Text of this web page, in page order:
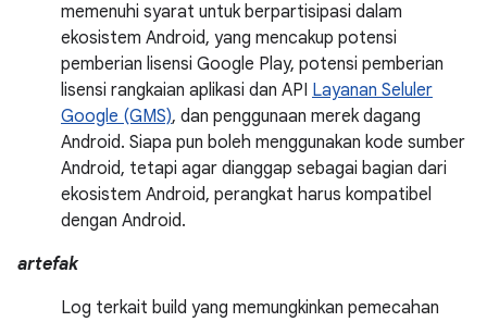
memenuhi syarat untuk berpartisipasi dalam
ekosistem Android, yang mencakup potensi
pemberian lisensi Google Play, potensi pemberian
lisensi rangkaian aplikasi dan API Layanan Seluler
Google (GMS), dan penggunaan merek dagang
Android. Siapa pun boleh menggunakan kode sumber
Android, tetapi agar dianggap sebagai bagian dari
ekosistem Android, perangkat harus kompatibel
dengan Android.
artefak
Log terkait build yang memungkinkan pemecahan